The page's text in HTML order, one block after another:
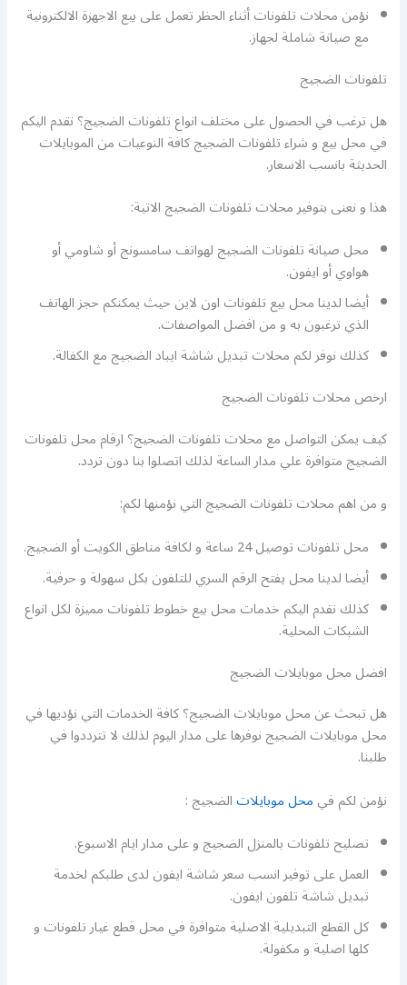
نؤمن محلات تلفونات أثناء الحظر تعمل على بيع الاجهزة الالكترونية
مع صيانة شاملة لجهاز.
تلفونات الضجيج
هل ترغب في الحصول على مختلف انواع تلفونات الضجيج؟ نقدم اليكم
في محل بيع و شراء تلفونات الضجيج كافة النوعيات من الموبايلات
الحديثة بانسب الاسعار.
هذا و نعنى بتوفير محلات تلفونات الضجيج الاتية:
محل صيانة تلفونات الضجيج لهواتف سامسونج أو شاومي أو
هواوي أو ايفون.
أيضا لدينا محل بيع تلفونات اون لاين حيث يمكنكم حجز الهاتف
الذي ترغبون به و من افضل المواصفات.
كذلك نوفر لكم محلات تبديل شاشة ايباد الضجيج مع الكفالة.
ارخص محلات تلفونات الضجيج
كيف يمكن التواصل مع محلات تلفونات الضجيج؟ ارقام محل تلفونات
الضجيج متوافرة علي مدار الساعة لذلك اتصلوا بنا دون تردد.
و من اهم محلات تلفونات الضجيج التي نؤمنها لكم:
محل تلفونات توصيل 24 ساعة و لكافة مناطق الكويت أو الضجيج.
أيضا لدينا محل يفتح الرقم السري للتلفون بكل سهولة و حرفية.
كذلك نقدم اليكم خدمات محل بيع خطوط تلفونات مميزة لكل انواع
الشبكات المحلية.
افضل محل موبايلات الضجيج
هل تبحث عن محل موبايلات الضجيج؟ كافة الخدمات التي نؤديها في
محل موبايلات الضجيج نوفرها على مدار اليوم لذلك لا تترددوا في
طلبنا.
نؤمن لكم فيمحل موبايلاتالضجيج :
تصليح تلفونات بالمنزل الضجيج و على مدار ايام الاسبوع.
العمل على توفير انسب سعر شاشة ايفون لدى طلبكم لخدمة
تبديل شاشة تلفون ايفون.
كل القطع التبديلية الاصلية متوافرة في محل قطع غيار تلفونات و
كلها اصلية و مكفولة.